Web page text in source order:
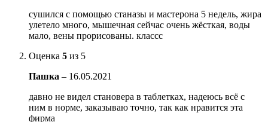
сушился с помощью станазы и мастерона 5 недель, жира
улетело много, мышечная сейчас очень жёсткая, воды
мало, вены прорисованы. классс
Оценка 5 из 5
Пашка – 16.05.2021
давно не видел становера в таблетках, надеюсь всё с
ним в норме, заказываю точно, так как нравится эта
фирма